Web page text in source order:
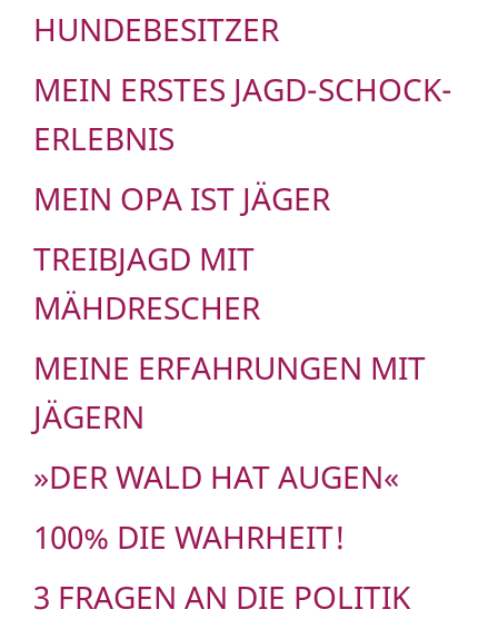
HUNDEBESITZER
MEIN ERSTES JAGD-SCHOCK-
ERLEBNIS
MEIN OPA IST JÄGER
TREIBJAGD MIT
MÄHDRESCHER
MEINE ERFAHRUNGEN MIT
JÄGERN
»DER WALD HAT AUGEN«
100% DIE WAHRHEIT!
3 FRAGEN AN DIE POLITIK